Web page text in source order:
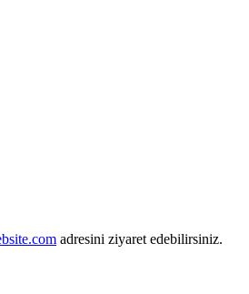
adresini ziyaret edebilirsiniz.